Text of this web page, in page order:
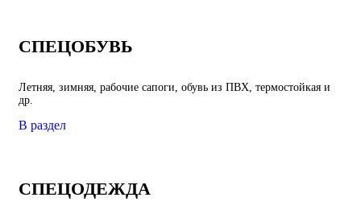
СПЕЦОБУВЬ
Летняя, зимняя, рабочие сапоги, обувь из ПВХ, термостойкая и
др.
В раздел
СПЕЦОДЕЖДА